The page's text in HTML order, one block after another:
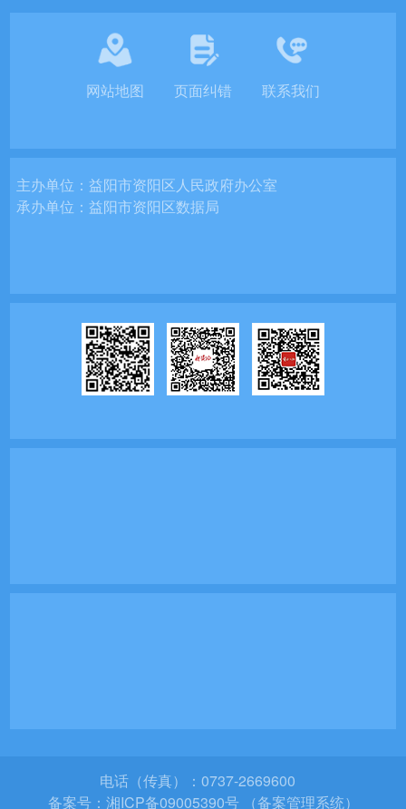
网站地图 页面纠错 联系我们
主办单位：益阳市资阳区人民政府办公室
承办单位：益阳市资阳区数据局
电话（传真）：0737-2669600
备案号： 湘ICP备09005390号 （备案管理系统）